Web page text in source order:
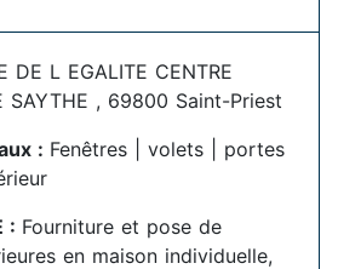
DE L EGALITE CENTRE
SAYTHE , 69800 Saint-Priest
: Fenêtres | volets | portes
: Fourniture et pose de
en maison individuelle,